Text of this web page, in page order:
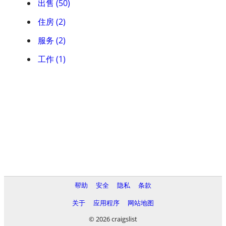
出售 (50)
住房 (2)
服务 (2)
工作 (1)
帮助 安全 隐私
条款
关于
应用程序
网站地图
© 2026 craigslist